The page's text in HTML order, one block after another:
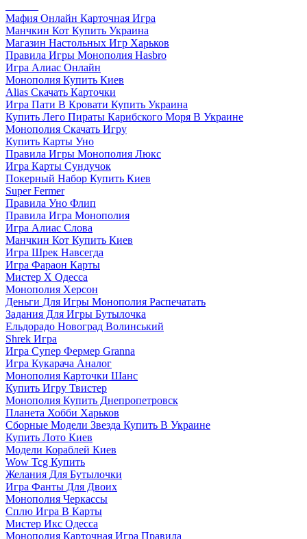
Мафия Онлайн Карточная Игра
Манчкин Кот Купить Украина
Магазин Настольных Игр Харьков
Правила Игры Монополия Hasbro
Игра Алиас Онлайн
Монополия Купить Киев
Alias Скачать Карточки
Игра Пати В Кровати Купить Украина
Купить Лего Пираты Карибского Моря В Украине
Монополия Скачать Игру
Купить Карты Уно
Правила Игры Монополия Люкс
Игра Карты Сундучок
Покерный Набор Купить Киев
Super Fermer
Правила Уно Флип
Правила Игра Монополия
Игра Алиас Слова
Манчкин Кот Купить Киев
Игра Шрек Навсегда
Игра Фараон Карты
Мистер Х Одесса
Монополия Херсон
Деньги Для Игры Монополия Распечатать
Задания Для Игры Бутылочка
Ельдорадо Новоград Волинський
Shrek Игра
Игра Супер Фермер Granna
Игра Кукарача Аналог
Монополия Карточки Шанс
Купить Игру Твистер
Монополия Купить Днепропетровск
Планета Хобби Харьков
Сборные Модели Звезда Купить В Украине
Купить Лото Киев
Модели Кораблей Киев
Wow Tcg Купить
Желания Для Бутылочки
Игра Фанты Для Двоих
Монополия Черкассы
Сплю Игра В Карты
Мистер Икс Одесса
Монополия Карточная Игра Правила